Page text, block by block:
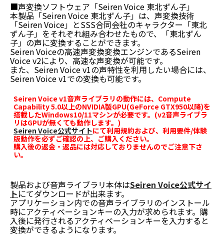
■声変換ソフトウェア「Seiren Voice 東北ずん子」
本製品「Seiren Voice 東北ずん子」は、声変換技術
「Seiren Voice」とSSS合同会社のキャラクター「東北
ずん子」をそれぞれ組み合わせたもので、「東北ずん
子」の声に変換することができます。
Seiren Voiceの高速声変換変換エンジンであるSeiren
Voice v2により、高速な声変換が可能です。
また、Seiren Voice v1の声特性を利用したい場合には、
Seiren Voice v1での変換も可能です。
Seiren Voice v1音声ライブラリの動作には、Compute
Capability 5.0以上のNVIDIA製GPU(GeForce GTX950以降)を
搭載したWindows10/11マシンが必要です。(v2音声ライブラ
リはGPUが無くても動作します。)
Seiren Voice公式サイトにて利用規約および、利用要件/体験
版動作を必ずご確認の上、ご購入ください。
購入後の返金・返品には対応しておりませんのでご注意下さ
い。
製品および音声ライブラリ本体はSeiren Voice公式サイ
トにてダウンロードが出来ます。
アプリケーション内での音声ライブラリのインストール
時にアクティベーションキーの入力が求められます。購
入後に発行されるアクティベーションキーを入力すると
変換ができるようになります。